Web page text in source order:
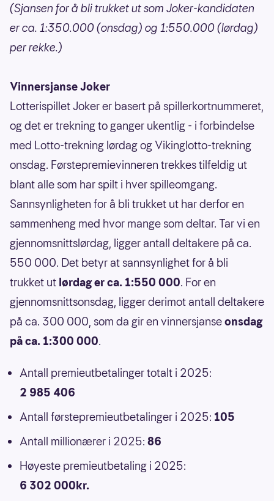
(Sjansen for å bli trukket ut som Joker-kandidaten
er ca. 1:350.000 (onsdag) og 1:550.000 (lørdag)
per rekke.)
Vinnersjanse Joker
Lotterispillet Joker er basert på spillerkortnummeret,
og det er trekning to ganger ukentlig - i forbindelse
med Lotto-trekning lørdag og Vikinglotto-trekning
onsdag. Førstepremievinneren trekkes tilfeldig ut
blant alle som har spilt i hver spilleomgang.
Sannsynligheten for å bli trukket ut har derfor en
sammenheng med hvor mange som deltar. Tar vi en
gjennomsnittslørdag, ligger antall deltakere på ca.
550 000. Det betyr at sannsynlighet for å bli
trukket ut lørdag er ca. 1:550 000. For en
gjennomsnittsonsdag, ligger derimot antall deltakere
på ca. 300 000, som da gir en vinnersjanseonsdag
på ca. 1:300 000.
Antall premieutbetalinger totalt i 2025:
2 985 406
Antall førstepremieutbetalinger i 2025: 105
Antall millionærer i 2025: 86
Høyeste premieutbetaling i 2025:
6 302 000kr.